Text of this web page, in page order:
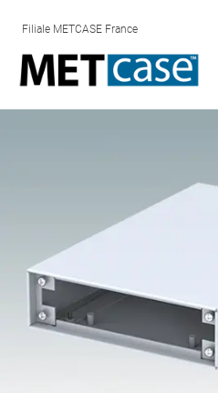
Filiale METCASE France